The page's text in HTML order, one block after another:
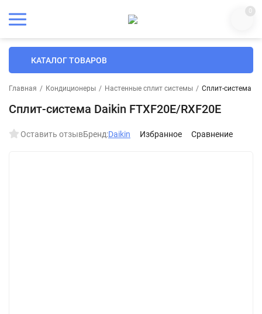
0
КАТАЛОГ ТОВАРОВ
Главная / Кондиционеры / Настенные сплит системы / Сплит-система
Сплит-система Daikin FTXF20E/RXF20E
Оставить отзывБренд:Daikin Избранное Сравнение